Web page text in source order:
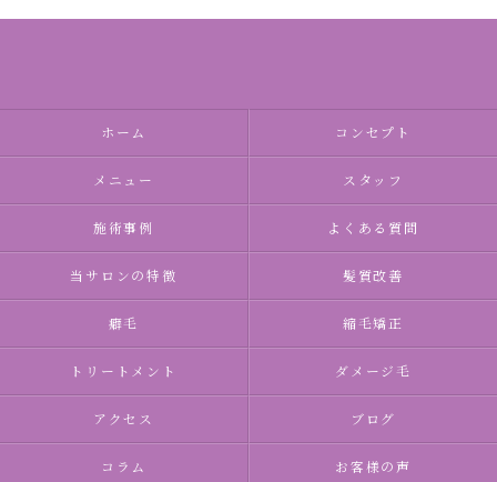
ホーム コンセプト
メニュー スタッフ
施術事例 よくある質問
当サロンの特徴 髪質改善
癖毛 縮毛矯正
トリートメント ダメージ毛
アクセス ブログ
コラム お客様の声